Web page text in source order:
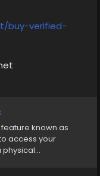
buy-verified-
#SecureBanking
known as
access your